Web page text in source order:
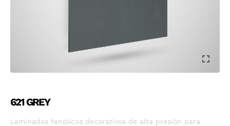
621 GREY
Laminados fenólicos decorativos de alta presión para